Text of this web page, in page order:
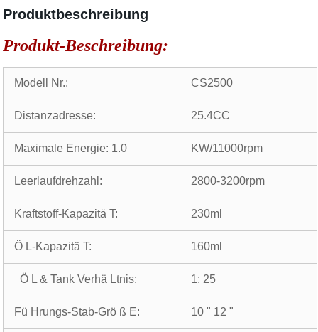
Produktbeschreibung
Produkt-Beschreibung:
Modell Nr.: CS2500
Distanzadresse: 25.4CC
Maximale Energie: 1.0 KW/11000rpm
Leerlaufdrehzahl: 2800-3200rpm
Kraftstoff-Kapazitä T: 230ml
Ö L-Kapazitä T: 160ml
Ö L & Tank Verhä Ltnis: 1: 25
Fü Hrungs-Stab-Grö ß E: 10 " 12 "